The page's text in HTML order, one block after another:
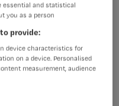
ontvang je
georganiseerd
vind je de
jouw
essential and statistical
you as a person
provide:
device characteristics for
on a device. Personalised
measurement, audience